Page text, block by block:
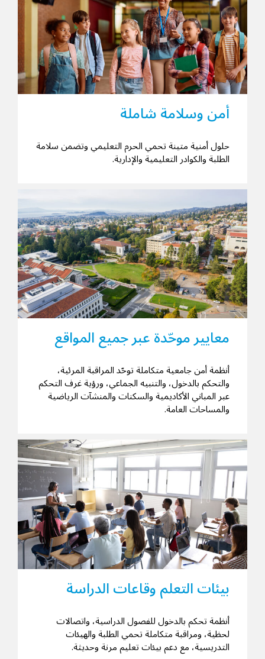
أمن وسلامة شاملة
حلول أمنية متينة تحمي الحرم التعليمي وتضمن سلامة
الطلبة والكوادر التعليمية والإدارية.
معايير موحّدة عبر جميع المواقع
أنظمة أمن جامعية متكاملة توحّد المراقبة المرئية،
والتحكم بالدخول، والتنبيه الجماعي، ورؤية غرف التحكم
عبر المباني الأكاديمية والسكنات والمنشآت الرياضية
والمساحات العامة.
بيئات التعلم وقاعات الدراسة
أنظمة تحكم بالدخول للفصول الدراسية، واتصالات
لحظية، ومراقبة متكاملة تحمي الطلبة والهيئات
التدريسية، مع دعم بيئات تعليم مرنة وحديثة.